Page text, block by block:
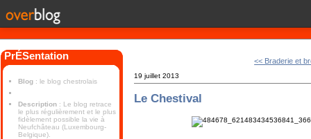
PrÉSentation
Blog : le blog chestrolais
Description : Le blog retrace
le plus régulièrement et le plus
fidèlement possible la vie à
Neufchâteau (Luxembourg-
Belgique).
<< Braderie et
19 juillet 2013
Le Chestival